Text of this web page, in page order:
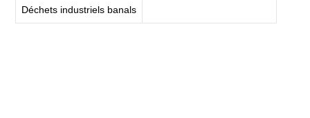
Déchets industriels banals